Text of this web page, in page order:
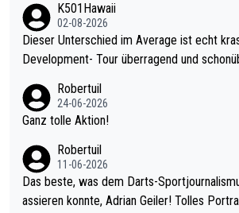
K501Hawaii
02-08-2026
Dieser Unterschied im Average ist echt krass! 111+ ist
Development- Tour überragend und
mal 40+ erst recht. Da gewinnst keinen Blumentopf - ist ja noc
h krasser wie ein Pokalspiel eines Kreisligisten vs einem Bund
Robertuil
24-06-2026
Ganz tolle Aktion!
Robertuil
11-06-2026
Das beste, was dem Darts-
assieren konnte, Adrian Geiler! Tolles